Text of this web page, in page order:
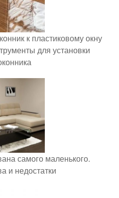
к пластиковому окну
для установки
самого маленького.
и недостатки